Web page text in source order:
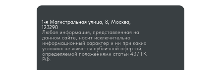
Любая информация, представленная на
данном сайте, носит исключительно
информационный характер и ни при каких
условиях не является публичной офертой,
определяемой положениями статьи 437 ГК
РФ.
1-я Магистральная улица, 8, Москва,
123290